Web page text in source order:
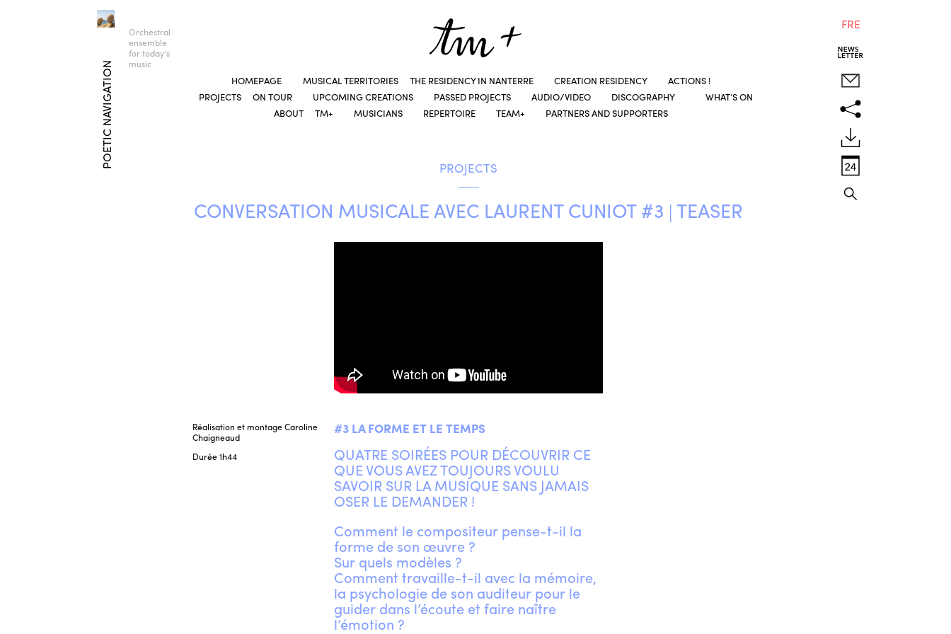
POETIC NAVIGATION
Orchestral
ensemble
for today’s
music
HOMEPAGE MUSICAL TERRITORIES THE RESIDENCY IN NANTERRE CREATION RESIDENCY
ACTIONS !
PROJECTS
ON TOUR UPCOMING CREATIONS PASSED PROJECTS AUDIO/VIDEO DISCOGRAPHY
WHAT’S ON
ABOUT
TM+ MUSICIANS REPERTOIRE TEAM+ PARTNERS AND SUPPORTERS
FRE
PROJECTS
CONVERSATION MUSICALE AVEC LAURENT CUNIOT #3 | TEASER
Réalisation et montage Caroline
Chaigneaud
Durée1h44
#3 LA FORME ET LE TEMPS
QUATRE SOIRÉES POUR DÉCOUVRIR CE
QUE VOUS AVEZ TOUJOURS VOULU
SAVOIR SUR LA MUSIQUE SANS JAMAIS
OSER LE DEMANDER !
Comment le compositeur pense-t-il la
forme de son œuvre ?
Sur quels modèles ?
Comment travaille-t-il avec la mémoire,
la psychologie de son auditeur pour le
guider dans l’écoute et faire naître
l’émotion ?